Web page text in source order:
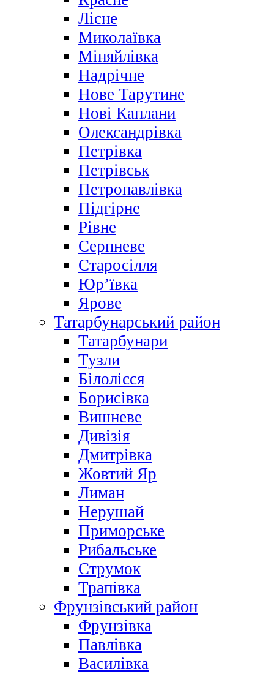
Лісне
Миколаївка
Міняйлівка
Надрічне
Нове Тарутине
Нові Каплани
Олександрівка
Петрівка
Петрівськ
Петропавлівка
Підгірне
Рівне
Серпневе
Старосілля
Юр’ївка
Ярове
Татарбунарський район
Татарбунари
Тузли
Білолісся
Борисівка
Вишневе
Дивізія
Дмитрівка
Жовтий Яр
Лиман
Нерушай
Приморське
Рибальське
Струмок
Трапівка
Фрунзівський район
Фрунзівка
Павлівка
Василівка